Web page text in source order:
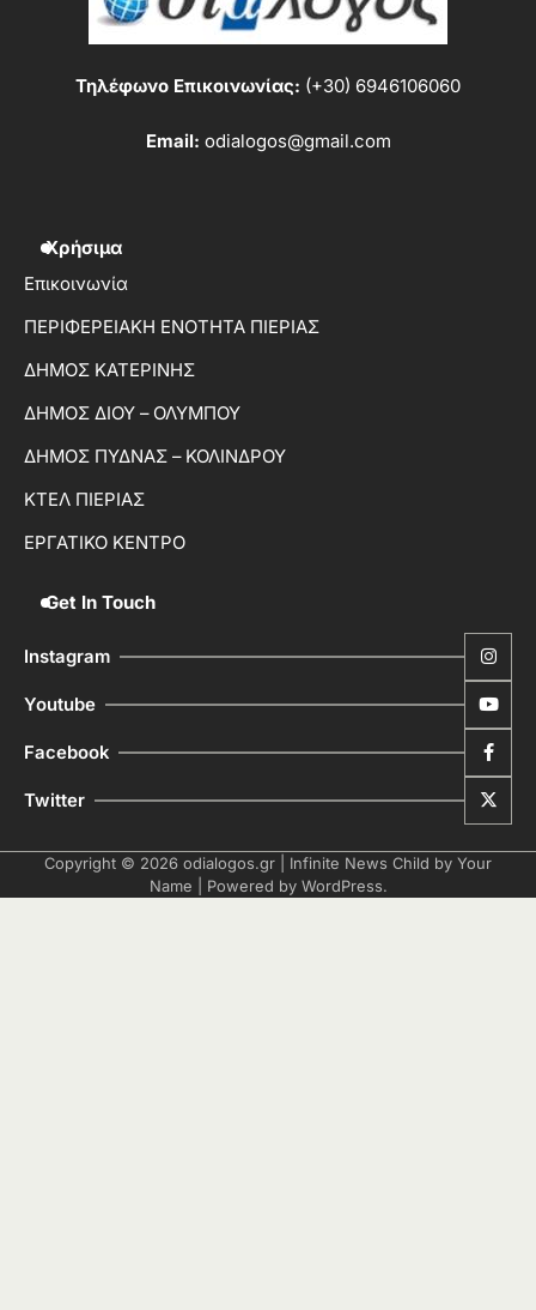
Τηλέφωνο Επικοινωνίας: (+30) 6946106060
Email: odialogos@gmail.com
Χρήσιμα
Επικοινωνία
ΠΕΡΙΦΕΡΕΙΑΚΗ ΕΝΟΤΗΤΑ ΠΙΕΡΙΑΣ
ΔΗΜΟΣ ΚΑΤΕΡΙΝΗΣ
ΔΗΜΟΣ ΔΙΟΥ – ΟΛΥΜΠΟΥ
ΔΗΜΟΣ ΠΥΔΝΑΣ – ΚΟΛΙΝΔΡΟΥ
ΚΤΕΛ ΠΙΕΡΙΑΣ
ΕΡΓΑΤΙΚΟ ΚΕΝΤΡΟ
Get In Touch
Instagram
Youtube
Facebook
Twitter
Copyright © 2026 odialogos.gr | Infinite News Child by Your
Name | Powered by WordPress.